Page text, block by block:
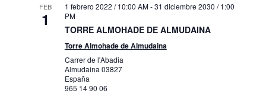
FEB
1
1 febrero 2022 / 10:00 AM-31 diciembre 2030 / 1:00
PM
TORRE ALMOHADE DE ALMUDAINA
Torre Almohade de Almudaina
Carrer de l'Abadia
Almudaina03827
España
965 14 90 06